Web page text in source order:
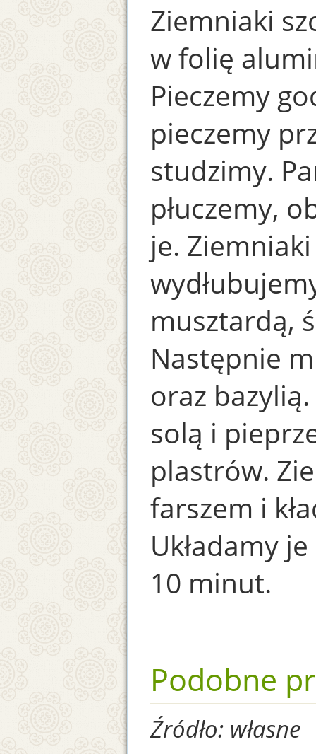
Ziemniaki
w folię
Pieczemy
pieczemy
studzimy.
płuczemy,
je.
musztardą,
Następnie
oraz
solą i
plastrów.
farszem i
Układamy
10 minut.
Podobne
Źródło: własne